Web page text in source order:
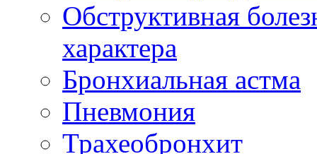
Обструктивная
характера
Бронхиальная астма
Пневмония
Трахеобронхит